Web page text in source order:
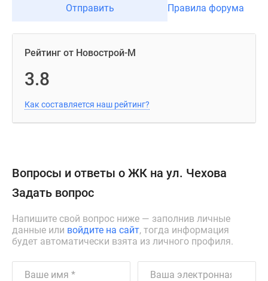
Отправить Правила форума
Рейтинг от Новострой-М
3.8
Как составляется наш рейтинг?
Вопросы и ответы о ЖК на ул. Чехова
Задать вопрос
Напишите свой вопрос ниже — заполнив личные
данные или войдите на сайт, тогда информация
будет автоматически взята из личного профиля.